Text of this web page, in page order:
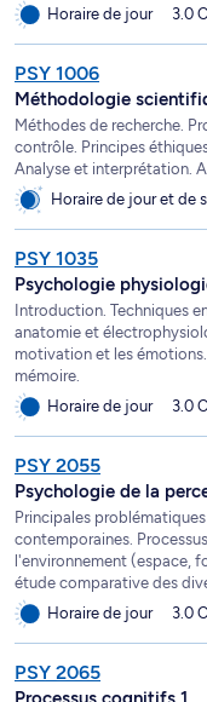
Horaire de jour
3.0
PSY 1006
Méthodologie
Méthodes de recherche.
contrôle. Principes
Analyse et interprétation.
Horaire de jour et de
PSY 1035
Psychologie
Introduction. Techniques
anatomie et
motivation et les
mémoire.
Horaire de jour
3.0
PSY 2055
Psychologie de la
Principales
contemporaines.
l'environnement (espace,
étude comparative des
Horaire de jour
3.0
PSY 2065